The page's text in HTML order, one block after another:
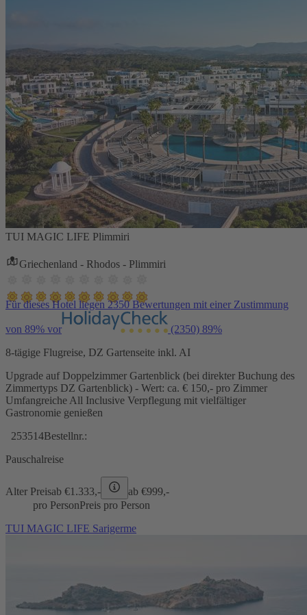
TUI MAGIC LIFE Plimmiri
Griechenland - Rhodos - Plimmiri
Für dieses Hotel liegen 2350 Bewertungen mit einer Zustimmung
von 89% vor (2350) 89%
8-tägige Flugreise, DZ Gartenseite inkl. AI
Upgrade auf Doppelzimmer Gartenblick (bei direkter Buchung des
Zimmertyps DZ Gartenblick) - Wert: ca. € 150,- pro Zimmer
Umfangreiche All Inclusive Verpflegung mit vielfältiger
Gastronomie genießen
253514Bestellnr.:
Pauschalreise
Alter Preisab €1.333,- ab €999,-
pro PersonPreis pro Person
TUI MAGIC LIFE Sarigerme